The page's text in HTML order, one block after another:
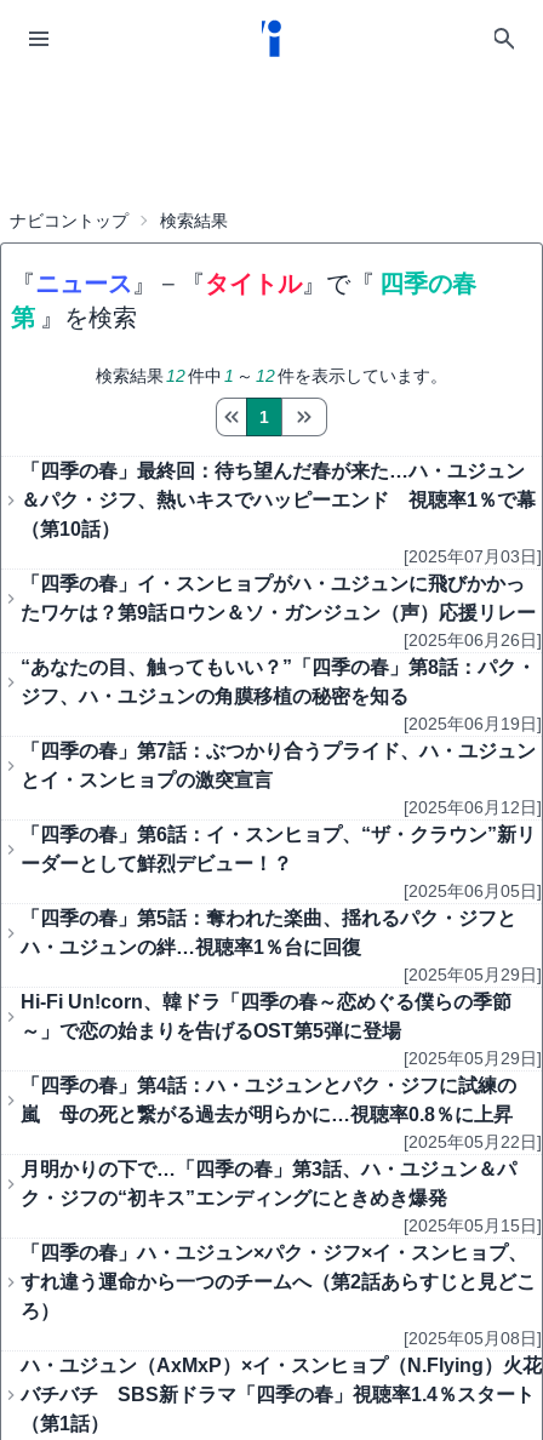
ナビコントップ 検索結果
『ニュース 』 − 『タイトル』で『 四季の春
第 』を検索
検索結果 12件中 1 ～ 12件を表示しています。
1
「四季の春」最終回：待ち望んだ春が来た…ハ・ユジュン
＆パク・ジフ、熱いキスでハッピーエンド 視聴率1％で幕
（第10話）
[2025年07月03日]
「四季の春」イ・スンヒョプがハ・ユジュンに飛びかかっ
たワケは？第9話ロウン＆ソ・ガンジュン（声）応援リレー
[2025年06月26日]
“あなたの目、触ってもいい？”「四季の春」第8話：パク・
ジフ、ハ・ユジュンの角膜移植の秘密を知る
[2025年06月19日]
「四季の春」第7話：ぶつかり合うプライド、ハ・ユジュン
とイ・スンヒョプの激突宣言
[2025年06月12日]
「四季の春」第6話：イ・スンヒョプ、“ザ・クラウン”新リ
ーダーとして鮮烈デビュー！？
[2025年06月05日]
「四季の春」第5話：奪われた楽曲、揺れるパク・ジフと
ハ・ユジュンの絆…視聴率1％台に回復
[2025年05月29日]
Hi-Fi Un!corn、韓ドラ「四季の春～恋めぐる僕らの季節
～」で恋の始まりを告げるOST第5弾に登場
[2025年05月29日]
「四季の春」第4話：ハ・ユジュンとパク・ジフに試練の
嵐 母の死と繋がる過去が明らかに…視聴率0.8％に上昇
[2025年05月22日]
月明かりの下で…「四季の春」第3話、ハ・ユジュン＆パ
ク・ジフの“初キス”エンディングにときめき爆発
[2025年05月15日]
「四季の春」ハ・ユジュン×パク・ジフ×イ・スンヒョプ、
すれ違う運命から一つのチームへ（第2話あらすじと見どこ
ろ）
[2025年05月08日]
ハ・ユジュン（AxMxP）×イ・スンヒョプ（N.Flying）火花
バチバチ SBS新ドラマ「四季の春」視聴率1.4％スタート
（第1話）